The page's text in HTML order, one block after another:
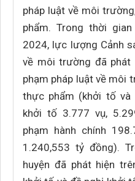
pháp luật về môi
phẩm. Trong thời
2024, lực lượng Cảnh
về môi trường đã phát
phạm pháp luật về môi
thực phẩm (khởi tố và
khởi tố 3.777 vụ,
phạm hành chính
1.240,553 tỷ đồng).
huyện đã phát hiện